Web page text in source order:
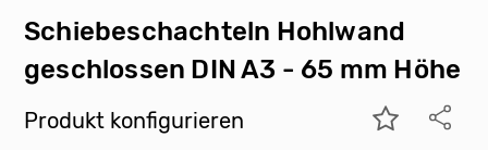
Schiebeschachteln Hohlwand
geschlossen DIN A3 - 65 mm Höhe
Produkt konfigurieren